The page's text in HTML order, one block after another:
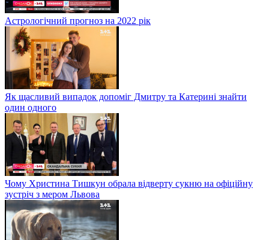
Астрологічний прогноз на 2022 рік
Як щасливий випадок допоміг Дмитру та Катерині знайти
один одного
Чому Христина Тишкун обрала відверту сукню на офіційну
зустріч з мером Львова